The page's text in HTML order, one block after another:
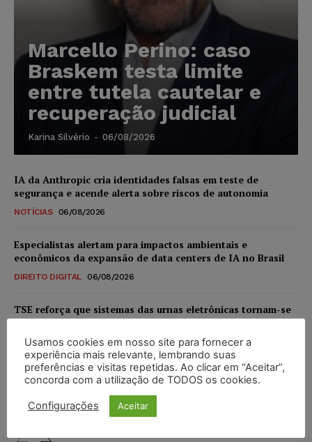
Marcello Perino: caso
Braskem testa limite
entre tutela cautelar e
recuperação judicial
Karina Silvério - 06/08/2026
IA da Anthropic cria identidades falsas em teste de
segurança e acende alerta sobre riscos de autonomia
NOTÍCIAS 06/08/2026
Especialistas alertam para impactos ambientais e
econômicos da expansão de data centers de IA no Brasil
DIREITO DIGITAL 06/08/2026
TSE reforça que sistemas das urnas eletrônicas tornam-se
invioláveis após assinatura digital e lacração
NOTÍCIAS 06/08/2026
STF inicia julgamento sobre constitucionalidade da
proibição dos jogos de azar no Brasil
NOTÍCIAS 06/08/2026
Usamos cookies em nosso site para fornecer a
experiência mais relevante, lembrando suas
preferências e visitas repetidas. Ao clicar em “Aceitar”,
concorda com a utilização de TODOS os cookies.
Configurações Aceitar